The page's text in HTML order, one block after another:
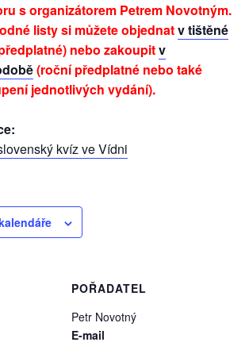
s organizátorem Petrem Novotným.
listy si můžete objednatv tištěné
nebo zakoupitv
(roční předplatné nebo také
jednotlivých vydání).
kvíz ve Vídni
POŘADATEL
Petr Novotný
E-mail